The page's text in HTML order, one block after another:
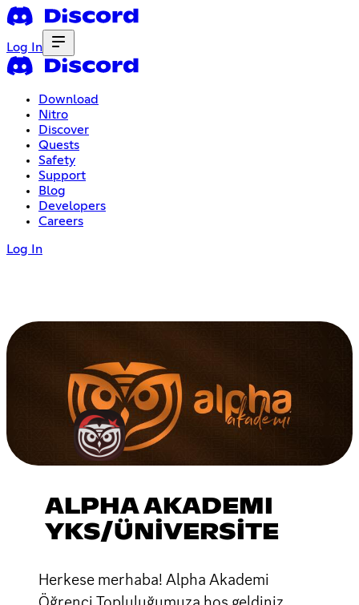
Log In
Download
Nitro
Discover
Quests
Safety
Support
Blog
Developers
Careers
Log In
ALPHA AKADEMI
YKS/ÜNİVERSİTE
Herkese merhaba! Alpha Akademi